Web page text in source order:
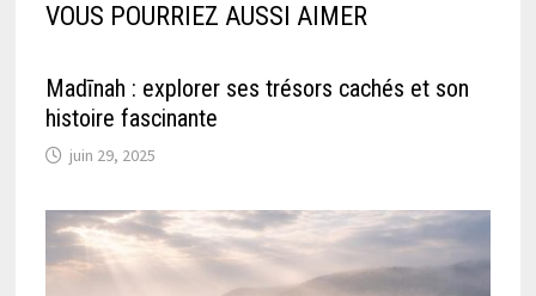
VOUS POURRIEZ AUSSI AIMER
Madīnah : explorer ses trésors cachés et son
histoire fascinante
juin 29, 2025